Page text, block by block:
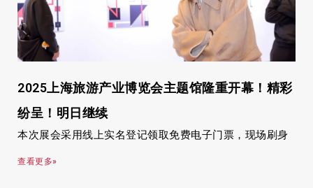
2025上海旅游产业博览会主题馆隆重开幕！精彩
纷呈！明日继续
本次展会采用线上实名登记领取免费电子门票，现场刷身
查看更多»